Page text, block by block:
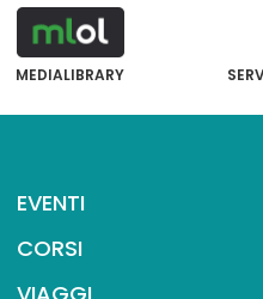
MEDIALIBRARY
EVENTI
CORSI